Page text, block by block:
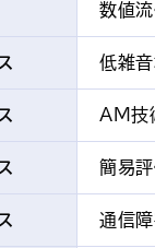
数値
低雑
AM技
簡易
通信